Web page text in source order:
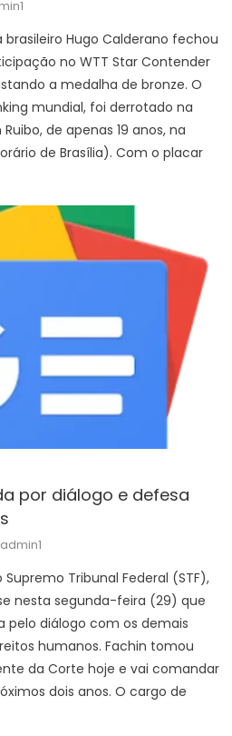
brasileiro Hugo Calderano fechou
no WTT Star Contender
a medalha de bronze. O
mundial, foi derrotado na
de apenas 19 anos, na
de Brasília). Com o placar
por diálogo e defesa
Author
admin1
Supremo Tribunal Federal (STF),
nesta segunda-feira (29) que
diálogo com os demais
humanos. Fachin tomou
da Corte hoje e vai comandar
dois anos. O cargo de